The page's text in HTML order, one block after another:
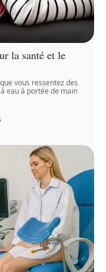
la santé et le
vous ressentez des
eau à portée de main